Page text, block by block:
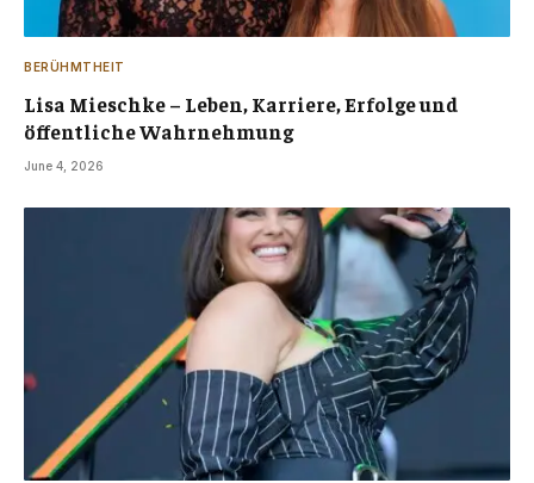
BERÜHMTHEIT
Lisa Mieschke – Leben, Karriere, Erfolge und
öffentliche Wahrnehmung
June 4, 2026